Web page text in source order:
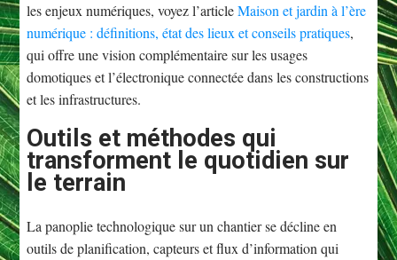
les enjeux numériques, voyez l’articleMaison et jardin à l’ère
numérique : définitions, état des lieux et conseils pratiques,
qui offre une vision complémentaire sur les usages
domotiques et l’électronique connectée dans les constructions
et les infrastructures.
Outils et méthodes qui
transforment le quotidien sur
le terrain
La panoplie technologique sur un chantier se décline en
outils de planification, capteurs et flux d’information qui